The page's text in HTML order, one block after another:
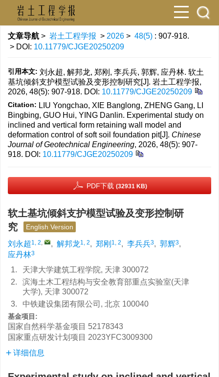
文章导航 > 岩土工程学报 > 2026 > 48(5) : 907-918.
> DOI: 10.11779/CJGE20250209
引用本文: 刘永超, 解邦龙, 郑刚, 李兵兵, 郭辉, 应丹林. 软土
基坑倾斜支护模型试验及变形控制研究[J]. 岩土工程学报,
2026, 48(5): 907-918. DOI: 10.11779/CJGE20250209
Citation: LIU Yongchao, XIE Banglong, ZHENG Gang, LI
Bingbing, GUO Hui, YING Danlin. Experimental study on
inclined and vertical form retaining wall model and
deformation control of soft soil foundation pit[J]. Chinese
Journal of Geotechnical Engineering, 2026, 48(5): 907-
918. DOI: 10.11779/CJGE20250209
PDF下载 (32931 KB)
软土基坑倾斜支护模型试验及变形控制研
究
English Version
刘永超 1, 2, , 解邦龙1, 2, 郑刚 1, 2, 李兵兵3, 郭辉3,
应丹林3
1.
天津大学建筑工程学院, 天津 300072
2.
滨海土木工程结构与安全教育部重点实验室(天津
大学), 天津 300072
3.
中铁建设集团有限公司, 北京 100040
基金项目:
国家自然科学基金项目 52178343
国家重点研发计划项目 2023YFC3009300
详细信息